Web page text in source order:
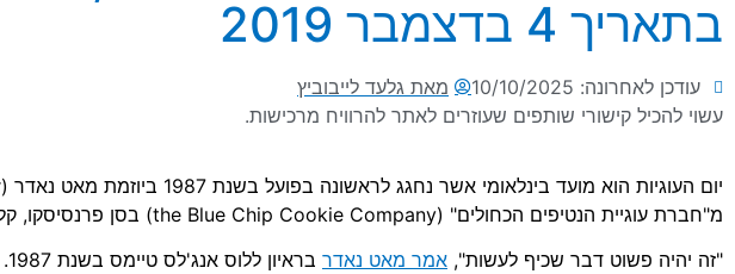
בתאריך 4 בדצמבר 2019
עודכן לאחרונה: 10/10/2025 מאת גלעד לייבוביץ
עשוי להכיל קישורי שותפים שעוזרים לאתר להרוויח מרכישות.
מ"חברת עוגיית הנטיפים הכחולים" (the Blue Chip Cookie Company) בסן פרנסיסקו, קליפורניה.
"זה יהיה פשוט דבר שכיף לעשות", אמר מאט נאדר